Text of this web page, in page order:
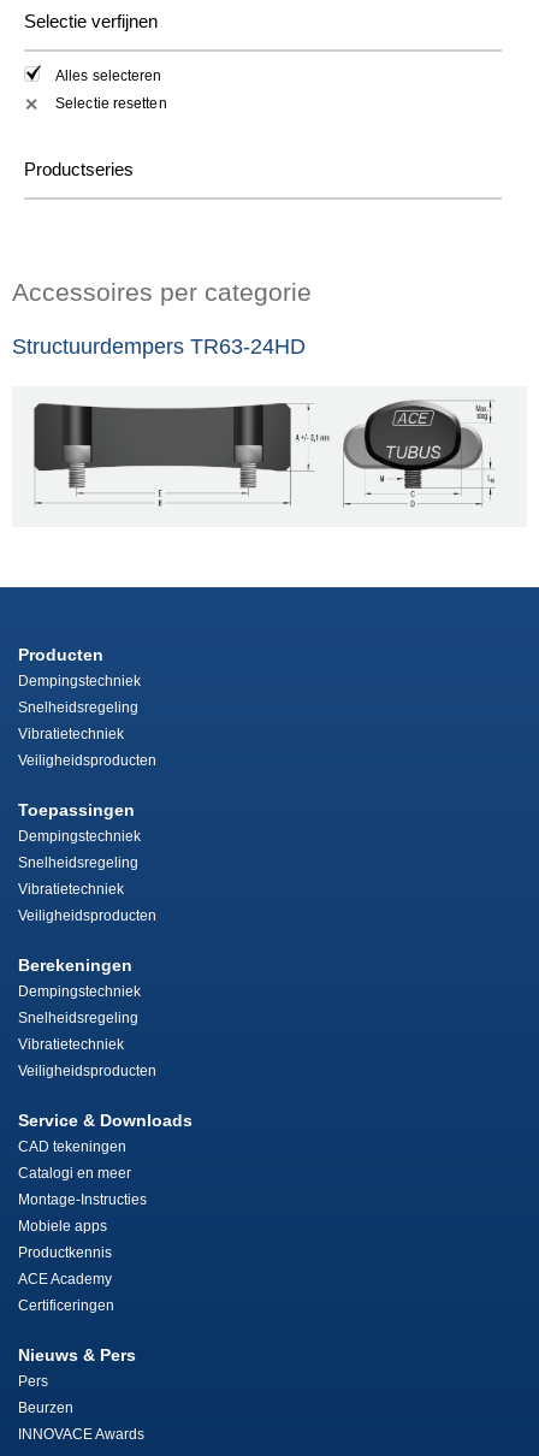
Selectie verfijnen
Alles selecteren
✕ Selectie resetten
Productseries
Accessoires per categorie
Structuurdempers TR63-24HD
Producten
Dempingstechniek
Snelheidsregeling
Vibratietechniek
Veiligheidsproducten
Toepassingen
Dempingstechniek
Snelheidsregeling
Vibratietechniek
Veiligheidsproducten
Berekeningen
Dempingstechniek
Snelheidsregeling
Vibratietechniek
Veiligheidsproducten
Service & Downloads
CAD tekeningen
Catalogi en meer
Montage-Instructies
Mobiele apps
Productkennis
ACE Academy
Certificeringen
Nieuws & Pers
Pers
Beurzen
INNOVACE Awards